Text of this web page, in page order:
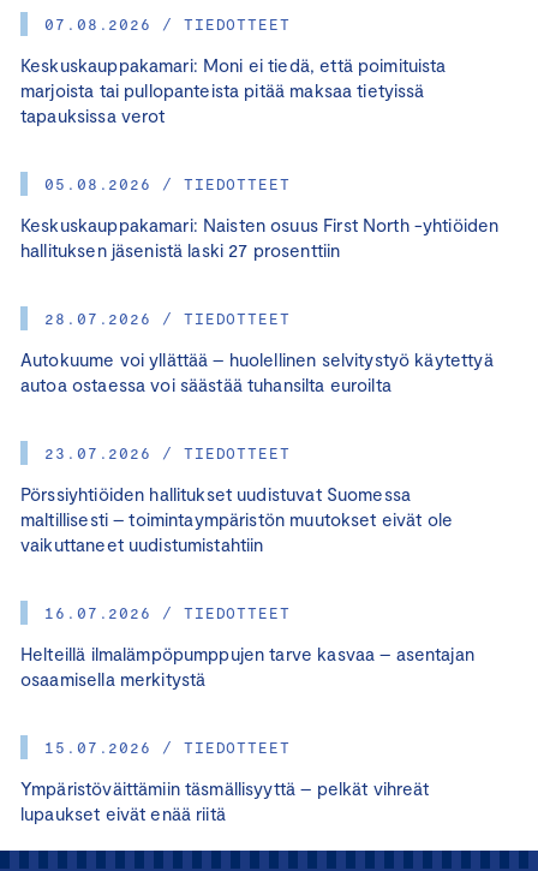
07.08.2026 / TIEDOTTEET
Keskuskauppakamari: Moni ei tiedä, että poimituista
marjoista tai pullopanteista pitää maksaa tietyissä
tapauksissa verot
05.08.2026 / TIEDOTTEET
Keskuskauppakamari: Naisten osuus First North -yhtiöiden
hallituksen jäsenistä laski 27 prosenttiin
28.07.2026 / TIEDOTTEET
Autokuume voi yllättää – huolellinen selvitystyö käytettyä
autoa ostaessa voi säästää tuhansilta euroilta
23.07.2026 / TIEDOTTEET
Pörssiyhtiöiden hallitukset uudistuvat Suomessa
maltillisesti – toimintaympäristön muutokset eivät ole
vaikuttaneet uudistumistahtiin
16.07.2026 / TIEDOTTEET
Helteillä ilmalämpöpumppujen tarve kasvaa – asentajan
osaamisella merkitystä
15.07.2026 / TIEDOTTEET
Ympäristöväittämiin täsmällisyyttä – pelkät vihreät
lupaukset eivät enää riitä